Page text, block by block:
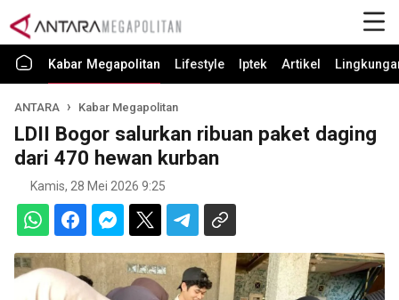
Kabar Megapolitan Lifestyle Iptek Artikel
ANTARA Kabar Megapolitan
LDII Bogor salurkan ribuan paket daging
dari 470 hewan kurban
Kamis, 28 Mei 2026 9:25